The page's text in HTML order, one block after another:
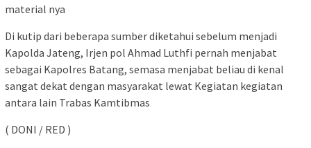
material nya
Di kutip dari beberapa sumber diketahui sebelum menjadi
Kapolda Jateng, Irjen pol Ahmad Luthfi pernah menjabat
sebagai Kapolres Batang, semasa menjabat beliau di kenal
sangat dekat dengan masyarakat lewat Kegiatan kegiatan
antara lain Trabas Kamtibmas
( DONI / RED )